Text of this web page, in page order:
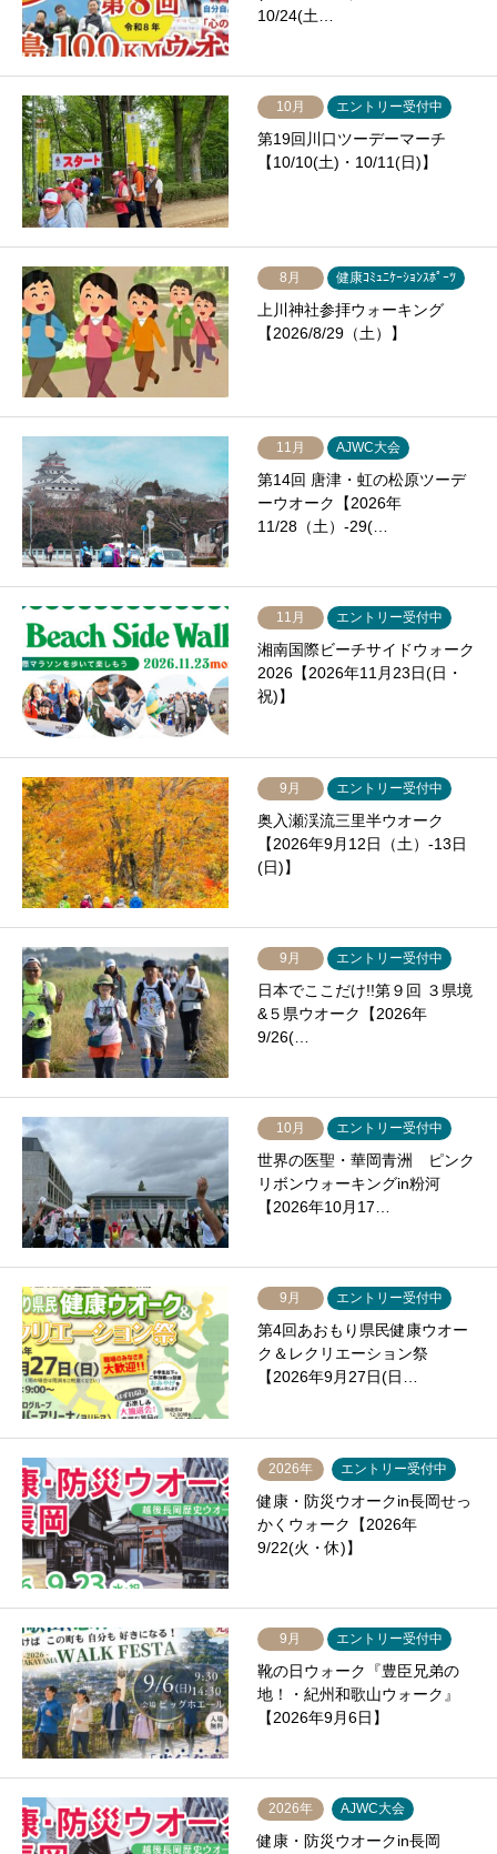
10/24(土…
10月 エントリー受付中
第19回川口ツーデーマーチ
【10/10(土)・10/11(日)】
8月 健康ｺﾐｭﾆｹｰｼｮﾝｽﾎﾟｰﾂ
上川神社参拝ウォーキング
【2026/8/29（土）】
11月 AJWC大会
第14回 唐津・虹の松原ツーデ
ーウオーク【2026年
11/28（土）-29(…
11月 エントリー受付中
湘南国際ビーチサイドウォーク
2026【2026年11月23日(日・
祝)】
9月 エントリー受付中
奥入瀬渓流三里半ウオーク
【2026年9月12日（土）-13日
(日)】
9月 エントリー受付中
日本でここだけ!!第９回 ３県境
&５県ウオーク【2026年
9/26(…
10月 エントリー受付中
世界の医聖・華岡青洲 ピンク
リボンウォーキングin粉河
【2026年10月17…
9月 エントリー受付中
第4回あおもり県民健康ウオー
ク＆レクリエーション祭
【2026年9月27日(日…
2026年 エントリー受付中
健康・防災ウオークin長岡せっ
かくウォーク【2026年
9/22(火・休)】
9月 エントリー受付中
靴の日ウォーク『豊臣兄弟の
地！・紀州和歌山ウォーク』
【2026年9月6日】
2026年 AJWC大会
健康・防災ウオークin長岡